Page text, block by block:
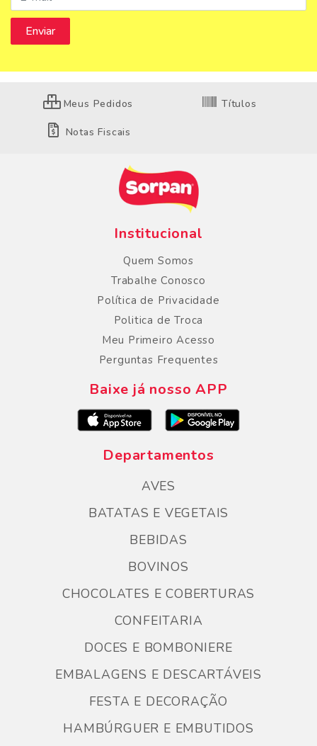
Meus Pedidos Títulos
Notas Fiscais
Institucional
Quem Somos
Trabalhe Conosco
Política de Privacidade
Politica de Troca
Meu Primeiro Acesso
Perguntas Frequentes
Baixe já nosso APP
Departamentos
AVES
BATATAS E VEGETAIS
BEBIDAS
BOVINOS
CHOCOLATES E COBERTURAS
CONFEITARIA
DOCES E BOMBONIERE
EMBALAGENS E DESCARTÁVEIS
FESTA E DECORAÇÃO
HAMBÚRGUER E EMBUTIDOS